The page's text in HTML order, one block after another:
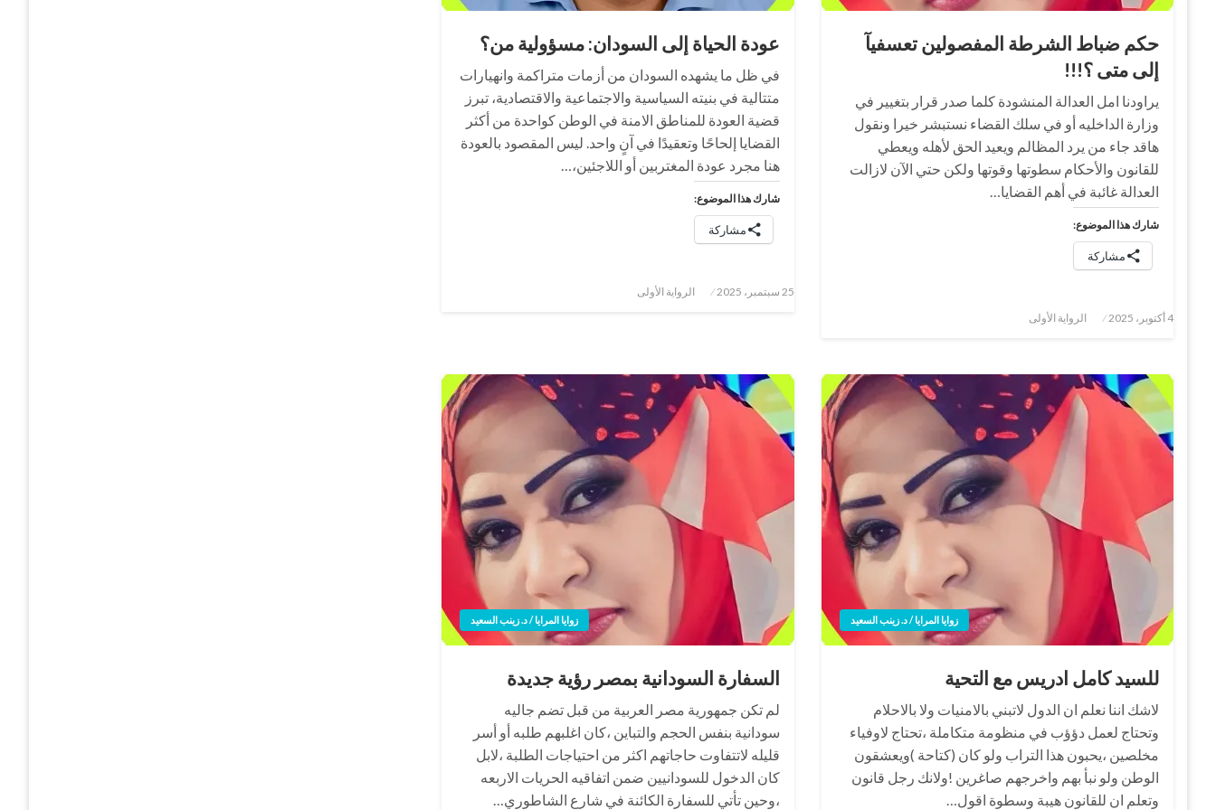
حكم ضباط الشرطة المفصولين تعسفيآ
إلى متى ؟!!!
يراودنا امل العدالة المنشودة كلما صدر قرار بتغيير في
وزارة الداخليه أو في سلك القضاء نستبشر خيرا ونقول
هاقد جاء من يرد المظالم ويعيد الحق لأهله ويعطي
للقانون والأحكام سطوتها وقوتها ولكن حتي الآن لازالت
العدالة غائبة في أهم القضايا…
شارك هذا الموضوع:
مشاركة
نُشر
4 أكتوبر، 2025 الرواية الأولى
عودة الحياة إلى السودان: مسؤولية من؟
في ظل ما يشهده السودان من أزمات متراكمة وانهيارات
متتالية في بنيته السياسية والاجتماعية والاقتصادية، تبرز
قضية العودة للمناطق الامنة في الوطن كواحدة من أكثر
القضايا إلحاحًا وتعقيدًا في آنٍ واحد. ليس المقصود بالعودة
هنا مجرد عودة المغتربين أو اللاجئين،…
شارك هذا الموضوع:
مشاركة
نُشر
25 سبتمبر، 2025 الرواية الأولى
زوايا المرايا / د. زينب السعيد
للسيد كامل ادريس مع التحية
لاشك اننا نعلم ان الدول لاتبني بالامنيات ولا بالاحلام
وتحتاج لعمل دؤؤب في منظومة متكاملة ،تحتاج لاوفياء
مخلصين ،يحبون هذا التراب ولو كان (كتاحة )ويعشقون
الوطن ولو نبأ بهم واخرجهم صاغرين !ولانك رجل قانون
وتعلم ان للقانون هيبة وسطوة اقول…
زوايا المرايا / د. زينب السعيد
السفارة السودانية بمصر رؤية جديدة
لم تكن جمهورية مصر العربية من قبل تضم جاليه
سودانية بنفس الحجم والتباين ،كان اغلبهم طلبه أو أسر
قليله لاتتفاوت حاجاتهم اكثر من احتياجات الطلبة ،لابل
كان الدخول للسودانيين ضمن اتفاقيه الحريات الاربعه
،وحين تأتي للسفارة الكائنة في شارع الشاطوري…